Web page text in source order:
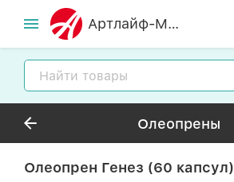
Артлайф-MСК
Олеопрены
Олеопрен Генез (60 капсул)